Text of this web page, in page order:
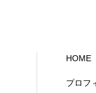
HOME
プロフ